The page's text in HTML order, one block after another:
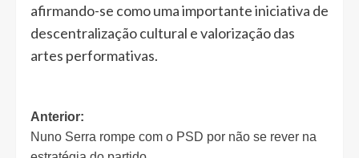
afirmando-se como uma importante iniciativa de
descentralização cultural e valorização das
artes performativas.
Navegação
de
Anterior:
Nuno Serra rompe com o PSD por não se rever na